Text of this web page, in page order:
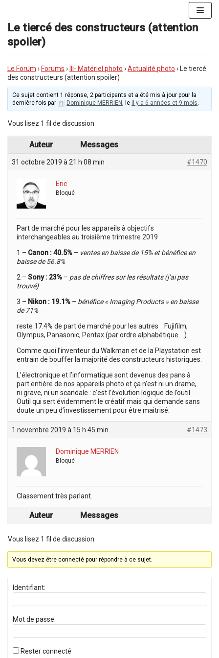
au
contenu
Le tiercé des constructeurs (attention
spoiler)
Le Forum › Forums › III- Matériel photo ›Actualité photo › Le tiercé
des constructeurs (attention spoiler)
Ce sujet contient 1 réponse, 2 participants et a été mis à jour pour la
dernière fois par
Dominique MERRIEN, le il y a 6 années et 9 mois.
Vous lisez 1 fil de discussion
Auteur Messages
31 octobre 2019 à 21 h 08 min #1470
Eric
Bloqué
Part de marché pour les appareils à objectifs
interchangeables au troisième trimestre 2019
1 – Canon : 40.5% – ventes en baisse de 15% et bénéfice en
baisse de 56.8%
2 – Sony : 23% – pas de chiffres sur les résultats (j’ai pas
trouvé)
3 – Nikon : 19.1% – bénéfice « Imaging Products » en baisse
de 71%
reste 17.4% de part de marché pour les autres : Fujifilm,
Olympus, Panasonic, Pentax (par ordre alphabétique …).
Comme quoi l’inventeur du Walkman et de la Playstation est
entrain de bouffer la majorité des constructeurs historiques.
L’électronique et l’informatique sont devenus des pans à
part entière de nos appareils photo et ça n’est ni un drame,
ni grave, ni un scandale : c’est l’évolution logique de l’outil.
Outil qui sert évidemment le créatif mais qui demande sans
doute un peu d’investissement pour être maitrisé.
1 novembre 2019 à 15 h 45 min #1473
Dominique MERRIEN
Bloqué
Classement très parlant.
Auteur Messages
Vous lisez 1 fil de discussion
Vous devez être connecté pour répondre à ce sujet.
Identifiant:
Mot de passe:
Rester connecté